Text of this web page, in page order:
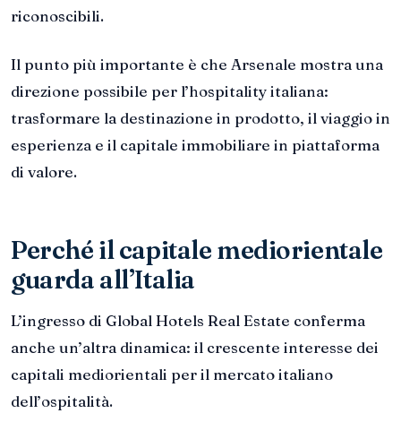
riconoscibili.
Il punto più importante è che Arsenale mostra una
direzione possibile per l’hospitality italiana:
trasformare la destinazione in prodotto, il viaggio in
esperienza e il capitale immobiliare in piattaforma
di valore.
Perché il capitale mediorientale
guarda all’Italia
L’ingresso di Global Hotels Real Estate conferma
anche un’altra dinamica: il crescente interesse dei
capitali mediorientali per il mercato italiano
dell’ospitalità.